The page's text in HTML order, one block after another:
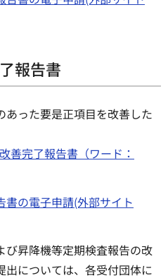
報告書
あった要是正項目を改善した
善完了報告書（ワード：
書の電子申請(外部サイト
び昇降機等定期検査報告の改
については、各受付団体に